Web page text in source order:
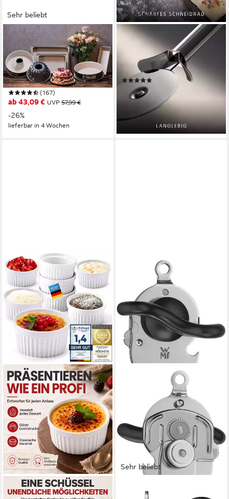
Sehr beliebt
DR. OETKER KÜCHENHELFER
Backform Back-Trend, (Set 3-
tlg), (je 1 Gugelhupfform,
Springform, Kastenform),
Stahlblech
(167)
ab 43,09 € UVP 57,99 €
-26%
lieferbar in 4 Wochen
Sehr beliebt
WMF
Pizzaschneider Profi Plus,
Cromargan® Edelstahl
Rostfrei 18/10
20,58 € 29,99 €
lieferbar - in 1-2 Werktagen bei dir
DIMONO
Sehr beliebt